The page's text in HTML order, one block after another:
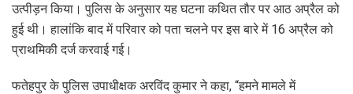
उत्पीड़न किया। पुलिस के अनुसार यह घटना कथित तौर पर आठ अप्रैल को
हुई थी। हालांकि बाद में परिवार को पता चलने पर इस बारे में 16 अप्रैल को
प्राथमिकी दर्ज करवाई गई।
फतेहपुर के पुलिस उपाधीक्षक अरविंद कुमार ने कहा, “हमने मामले में